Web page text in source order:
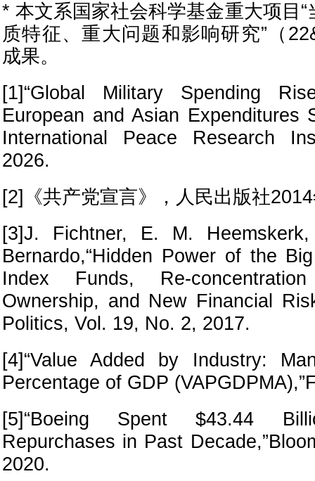
* 本文系国家社会科学基金重大项目
质特征、重大问题和影响研究”（
成果。
[1]“Global Military Spending
European and Asian Expenditures
International Peace Research
2026.
[2]《共产党宣言》，人民出版社
[3]J. Fichtner, E. M.
Bernardo,“Hidden Power of the
Index Funds, Re-
Ownership, and New Financial
Politics, Vol. 19, No. 2, 2017.
[4]“Value Added by Industry:
Percentage of GDP
[5]“Boeing Spent $43.44
Repurchases in Past
2020.